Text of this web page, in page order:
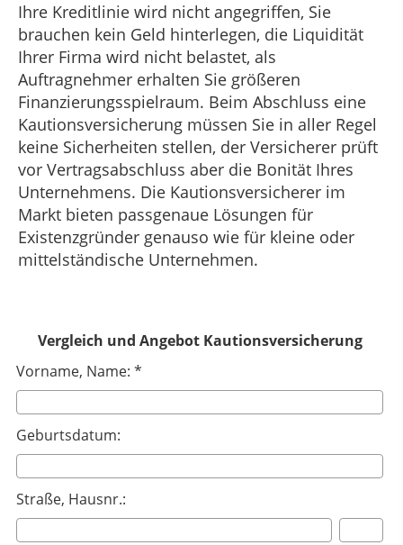
Ihre Kreditlinie wird nicht angegriffen, Sie
brauchen kein Geld hinterlegen, die Liquidität
Ihrer Firma wird nicht belastet, als
Auftragnehmer erhalten Sie größeren
Finanzierungsspielraum. Beim Abschluss eine
Kautionsversicherung müssen Sie in aller Regel
keine Sicherheiten stellen, der Versicherer prüft
vor Vertragsabschluss aber die Bonität Ihres
Unternehmens. Die Kautionsversicherer im
Markt bieten passgenaue Lösungen für
Existenzgründer genauso wie für kleine oder
mittelständische Unternehmen.
Vergleich und Angebot Kautionsversicherung
Vorname, Name: *
Geburtsdatum:
Straße, Hausnr.: